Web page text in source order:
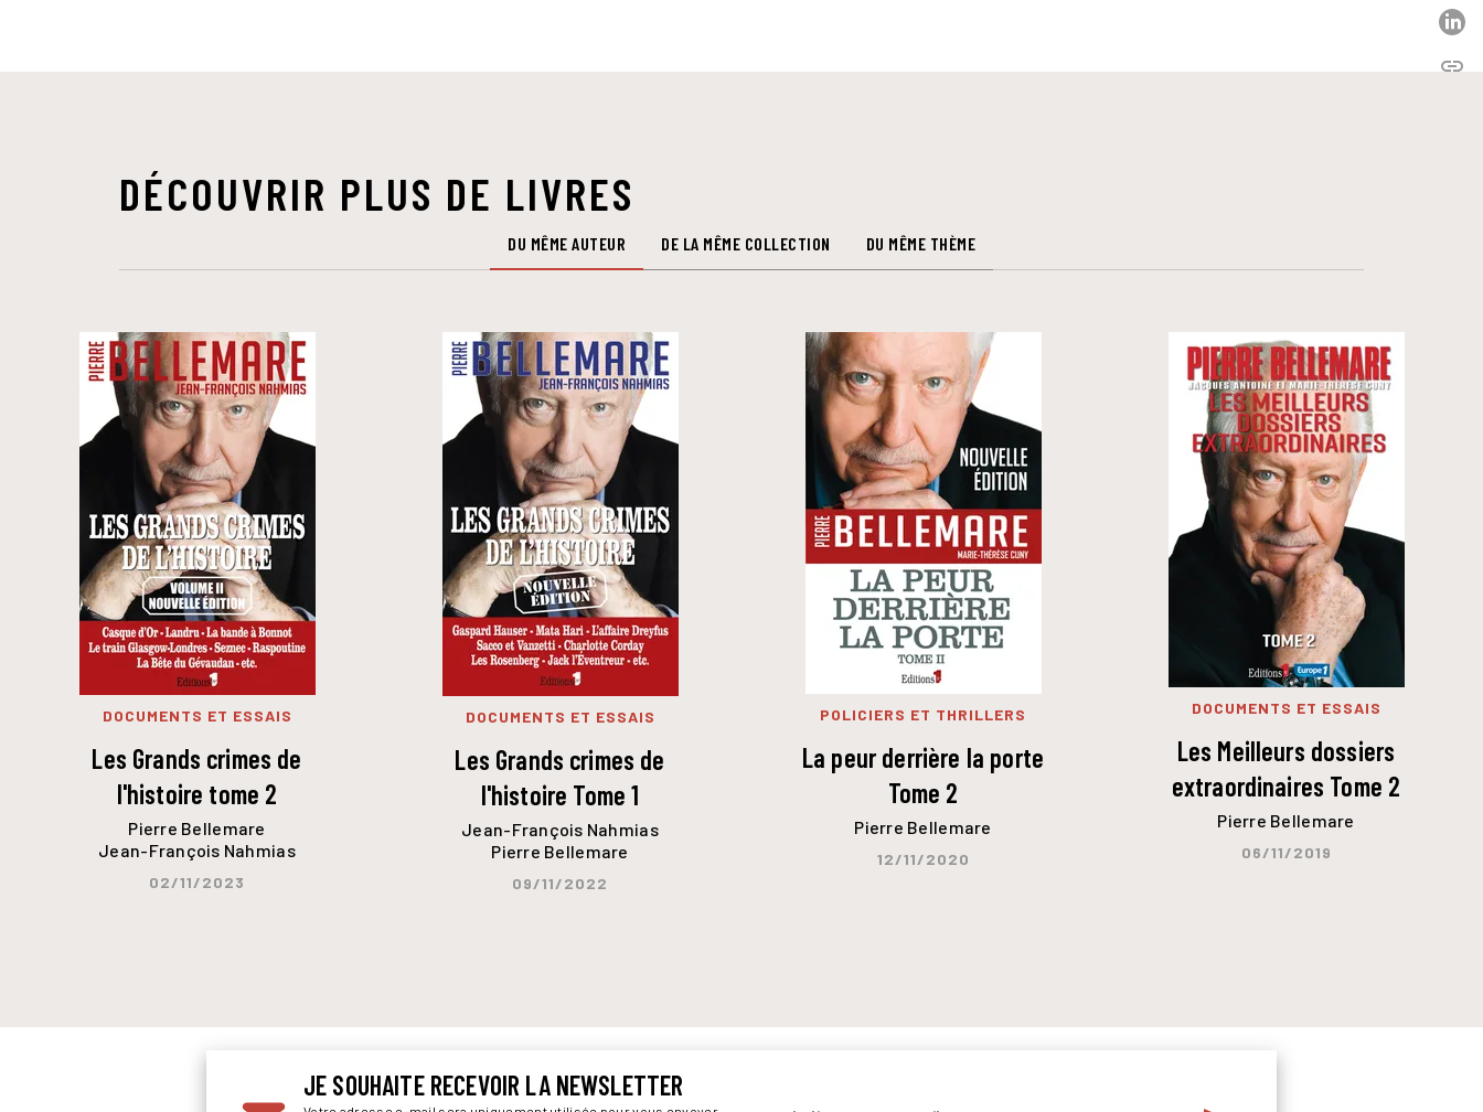
DÉCOUVRIR PLUS DE LIVRES
DU MÊME AUTEUR DE LA MÊME COLLECTION DU MÊME THÈME
DOCUMENTS ET ESSAIS
Les Grands crimes de
l'histoire tome 2
Pierre Bellemare
Jean-François Nahmias
02/11/2023
DOCUMENTS ET ESSAIS
Les Grands crimes de
l'histoire Tome 1
Jean-François Nahmias
Pierre Bellemare
09/11/2022
POLICIERS ET THRILLERS
La peur derrière la porte
Tome 2
Pierre Bellemare
12/11/2020
DOCUMENTS ET ESSAIS
Les Meilleurs dossiers
extraordinaires Tome 2
Pierre Bellemare
06/11/2019
link
JE SOUHAITE RECEVOIR LA NEWSLETTER